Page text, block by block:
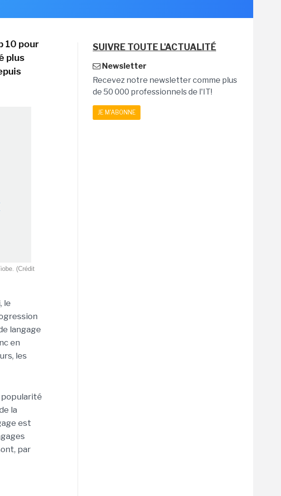
10 pour
plus
(Crédit
le
langage
en
les
popularité
la
est
par
SUIVRE TOUTE L'ACTUALITÉ
Newsletter
Recevez notre newsletter comme plus
de 50 000 professionnels de l'IT!
JE M'ABONNE